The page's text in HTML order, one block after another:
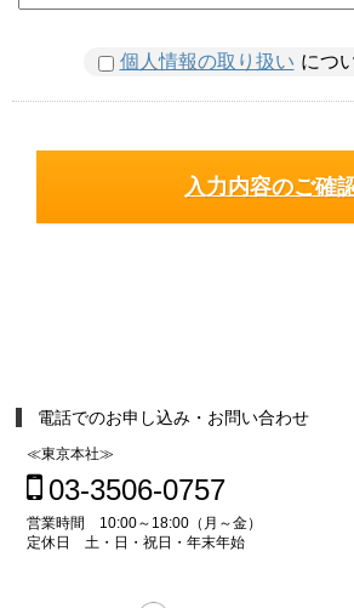
個人情報の取り扱い につ
電話でのお申し込み・お問い合わせ
≪東京本社≫
03-3506-0757
営業時間 10:00～18:00（月～金）
定休日 土・日・祝日・年末年始